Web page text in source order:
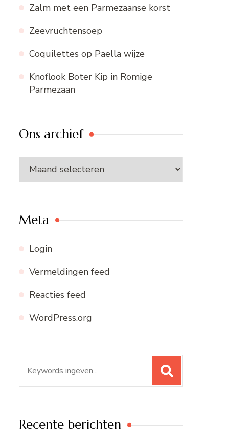
Zalm met een Parmezaanse korst
Zeevruchtensoep
Coquilettes op Paella wijze
Knoflook Boter Kip in Romige
Parmezaan
Ons archief
Ons
archief
Meta
Login
Vermeldingen feed
Reacties feed
WordPress.org
naar:
Recente berichten